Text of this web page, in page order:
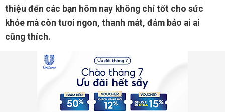
thiệu đến các bạn hôm nay không chỉ tốt cho sức
khỏe mà còn tươi ngon, thanh mát, đảm bảo ai ai
cũng thích.